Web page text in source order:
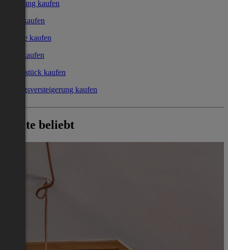
Wohnung kaufen
Haus kaufen
Garage kaufen
Büro kaufen
Grundstück kaufen
Zwangsversteigerung kaufen
Heute beliebt